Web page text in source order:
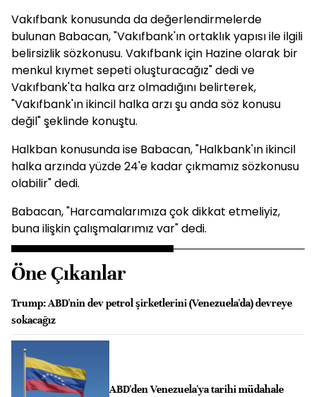
Vakıfbank konusunda da değerlendirmelerde
bulunan Babacan, "Vakıfbank'ın ortaklık yapısı ile ilgili
belirsizlik sözkonusu. Vakıfbank için Hazine olarak bir
menkul kıymet sepeti oluşturacağız" dedi ve
Vakıfbank'ta halka arz olmadığını belirterek,
"Vakıfbank'ın ikincil halka arzı şu anda söz konusu
değil" şeklinde konuştu.
Halkban konusunda ise Babacan, "Halkbank'ın ikincil
halka arzında yüzde 24'e kadar çıkmamız sözkonusu
olabilir" dedi.
Babacan, "Harcamalarımıza çok dikkat etmeliyiz,
buna ilişkin çalışmalarımız var" dedi.
Öne Çıkanlar
Trump: ABD'nin dev petrol şirketlerini (Venezuela'da) devreye
sokacağız
ABD'den Venezuela'ya tarihi müdahale